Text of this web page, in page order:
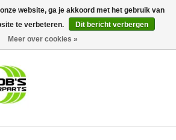
0 Artikelen - €0,00
website, ga je akkoord met het gebruik van
te verbeteren.
Dit bericht verbergen
Meer over cookies »